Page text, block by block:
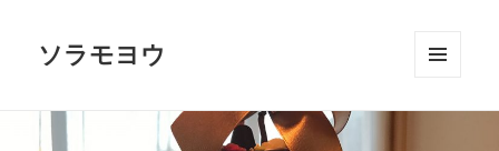
ソラモヨウ
ーとウ